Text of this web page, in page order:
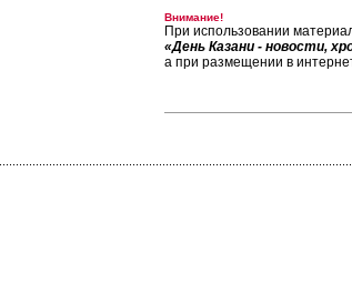
Внимание!
При использовании
«День Казани - новости,
а при размещении в